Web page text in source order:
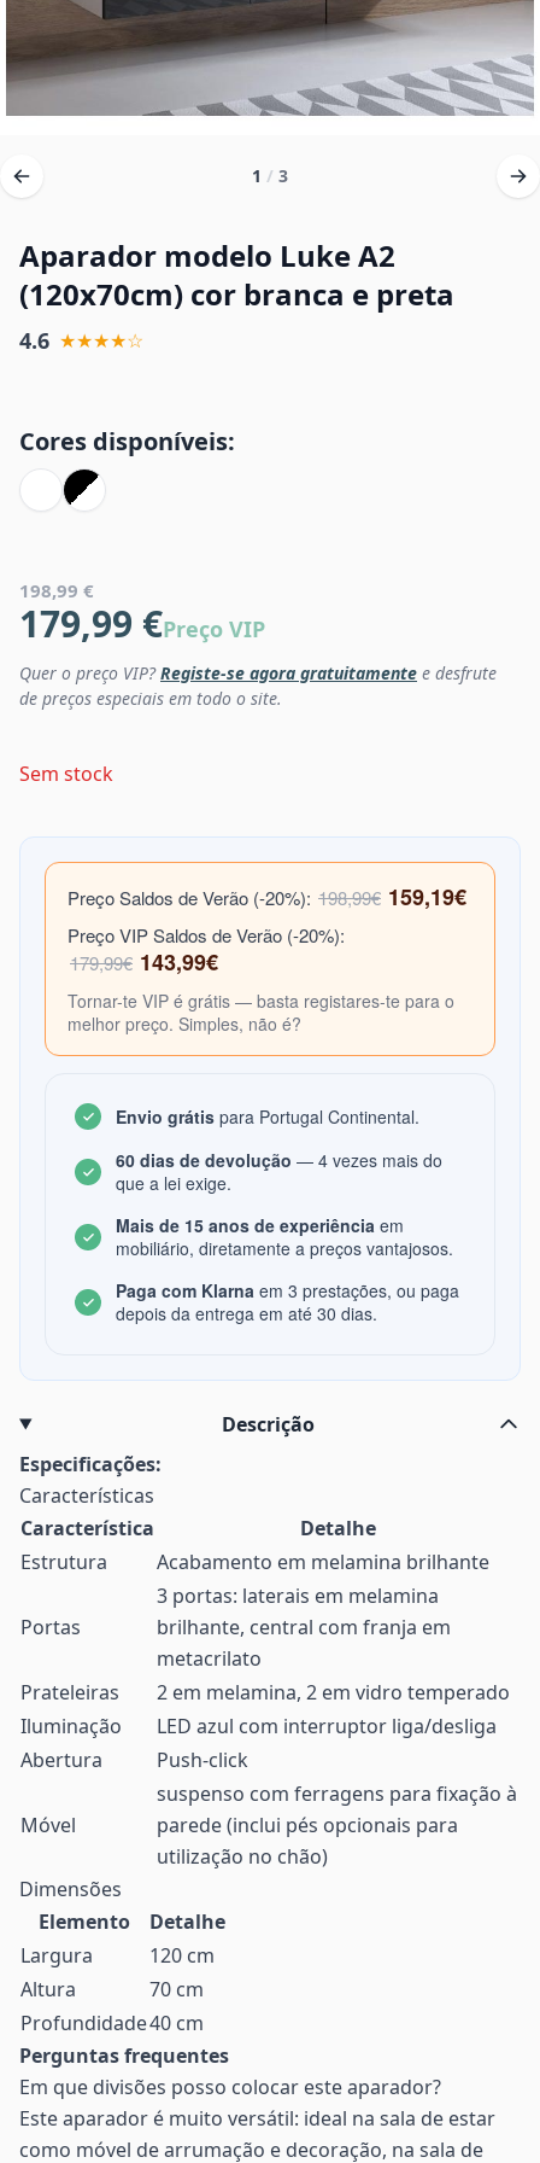
1 / 3
Aparador modelo Luke A2
(120x70cm) cor branca e preta
4.6 ★★★★☆
Cores disponíveis:
198,99 €
179,99 €Preço VIP
Quer o preço VIP?Registe-se agora gratuitamente e desfrute
de preços especiais em todo o site.
Sem stock
Preço Saldos de Verão (-20%): 198,99€ 159,19€
Preço VIP Saldos de Verão (-20%):
179,99€ 143,99€
Tornar-te VIP é grátis — basta registares-te para o
melhor preço. Simples, não é?
Envio grátis para Portugal Continental.
60 dias de devolução — 4 vezes mais do
que a lei exige.
Mais de 15 anos de experiência em
mobiliário, diretamente a preços vantajosos.
Paga com Klarna em 3 prestações, ou paga
depois da entrega em até 30 dias.
Descrição
Especificações:
Características
Característica
Detalhe
Estrutura
Acabamento em melamina brilhante
Portas
3 portas: laterais em melamina
brilhante, central com franja em
metacrilato
Prateleiras
2 em melamina, 2 em vidro temperado
Iluminação
LED azul com interruptor liga/desliga
Abertura
Push-click
Móvel
suspenso com ferragens para fixação à
parede (inclui pés opcionais para
utilização no chão)
Dimensões
Elemento
Detalhe
Largura
120 cm
Altura
70 cm
Profundidade40 cm
Perguntas frequentes
Em que divisões posso colocar este aparador?
Este aparador é muito versátil: ideal na sala de estar
como móvel de arrumação e decoração, na sala de